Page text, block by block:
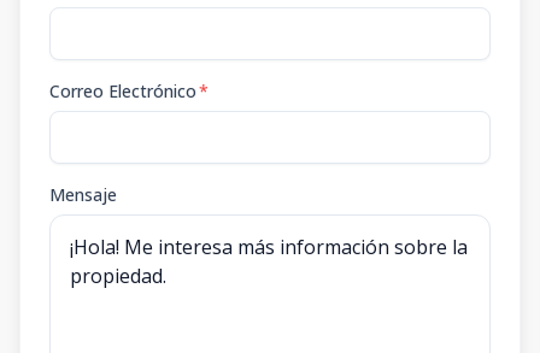
Correo Electrónico*
Mensaje